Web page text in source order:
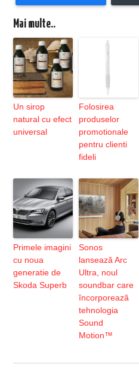
Mai multe..
Un sirop
natural cu efect
universal
Folosirea
produselor
promotionale
pentru clienti
fideli
Primele imagini
cu noua
generatie de
Skoda Superb
Sonos
lansează Arc
Ultra, noul
soundbar care
încorporează
tehnologia
Sound
Motion™